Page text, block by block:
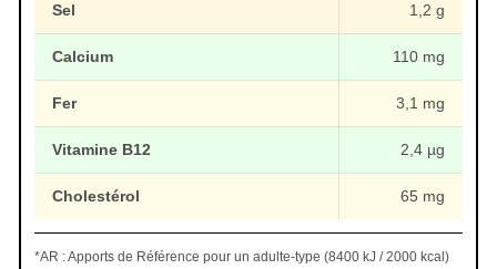
Sel 1,2 g
Calcium 110 mg
Fer 3,1 mg
Vitamine B12 2,4 µg
Cholestérol 65 mg
*AR : Apports de Référence pour un adulte-type (8400 kJ / 2000 kcal)